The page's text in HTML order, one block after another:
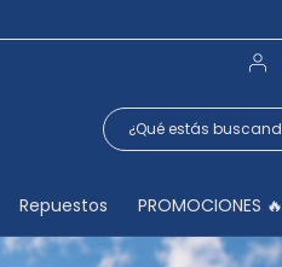
Repuestos PROMOCIONES 🔥